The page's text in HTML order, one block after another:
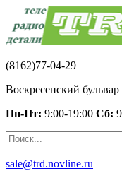
(8162)77-04-29
Воскресенский бульвар
Пн-Пт: 9:00-19:00 Сб:
sale@trd.novline.ru